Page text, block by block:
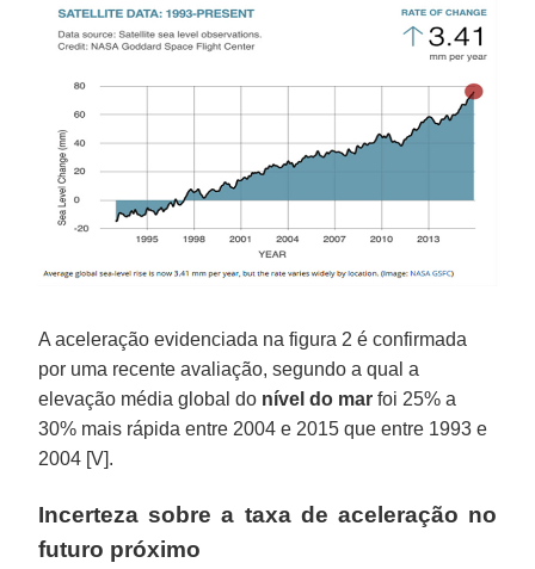
A aceleração evidenciada na figura 2 é confirmada
por uma recente avaliação, segundo a qual a
elevação média global do nível do mar foi 25% a
30% mais rápida entre 2004 e 2015 que entre 1993 e
2004 [V].
Incerteza sobre a taxa de aceleração no
futuro próximo